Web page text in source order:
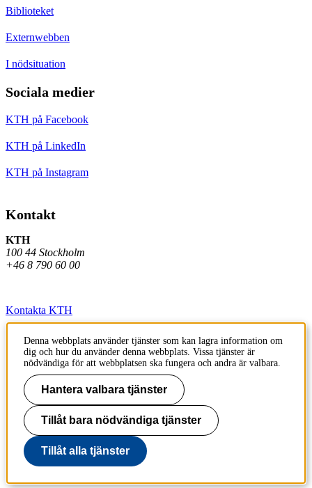
Biblioteket
Externwebben
I nödsituation
Sociala medier
KTH på Facebook
KTH på LinkedIn
KTH på Instagram
Kontakt
KTH
100 44 Stockholm
+46 8 790 60 00
Kontakta KTH
Jobba på KTH
Press och media
Faktura och betalning KTH
Om KTH:s webbplatser
Tillgänglighetsredogörelse
Denna webbplats använder tjänster som kan lagra information om
dig och hur du använder denna webbplats. Vissa tjänster är
nödvändiga för att webbplatsen ska fungera och andra är valbara.
Hantera valbara tjänster
Tillåt bara nödvändiga tjänster
Tillåt alla tjänster